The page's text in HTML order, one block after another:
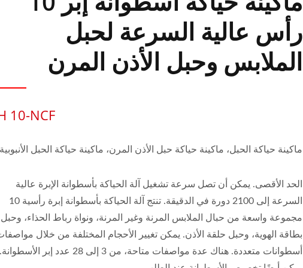
رأس عالية السرعة لحبل
الملابس وحبل الأذن المرن
10-NCF
ماكينة حياكة الحبل، ماكينة حياكة حبل الأذن المرن، ماكينة حياكة الحبل
الحد الأقصى. يمكن أن تصل سرعة تشغيل آلة الحياكة بأسطوانة الإبرة عالية
السرعة إلى 2100 دورة في الدقيقة. تنتج آلة الحياكة بأسطوانة إبرة رأسية 10
مجموعة واسعة من حبال الملابس المرنة وغير المرنة، ونواة رباط الحذاء، وحبل
بطاقة الهوية، وحبل حلقة الأذن. يمكن تغيير الأحجام المختلفة من خلال
أسطوانات متعددة. هناك عدة مواصفات متاحة، من 3 إلى 28 عدد إبر